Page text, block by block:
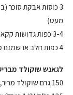
3 כוסות אבקת סוכר
מעט)
3-4 כפות גדושות קקאו איכותי (4 לגרסה יותר כהה ושוקולדית)
4 כפות חלב או שמנת מתוקה
לגאנש שוקולד
150 גרם שוקולד מריר, שבור לקוביות